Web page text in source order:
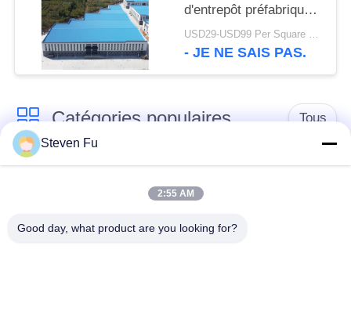
d'entrepôt préfabriquée
Q235B Q355B
USD29-USD99 Per Square Meter MOQ:500 mètres carrés
- JE NE SAIS PAS.
Catégories populaires Tous
entrepôt de structure
Atelier de structure
métallique
construction de
Fabrication de
Steven Fu
2:55 AM
Good day, what product are you looking for?